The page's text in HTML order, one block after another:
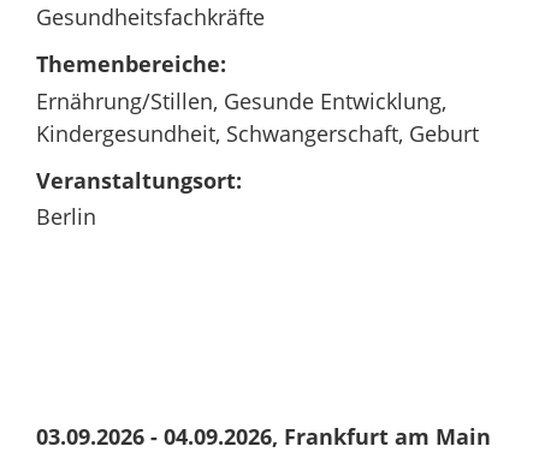
Gesundheitsfachkräfte
Themenbereiche:
Ernährung/Stillen, Gesunde Entwicklung,
Kindergesundheit, Schwangerschaft, Geburt
Veranstaltungsort:
Berlin
03.09.2026 - 04.09.2026, Frankfurt am Main